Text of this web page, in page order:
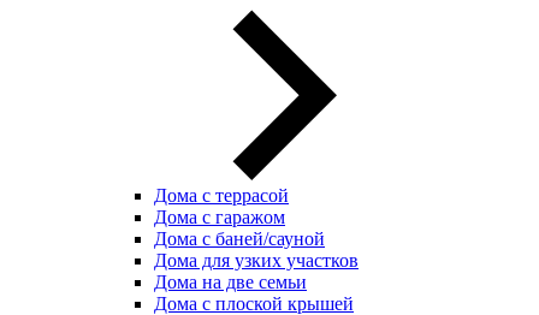
Дома с террасой
Дома с гаражом
Дома с баней/сауной
Дома для узких участков
Дома на две семьи
Дома с плоской крышей